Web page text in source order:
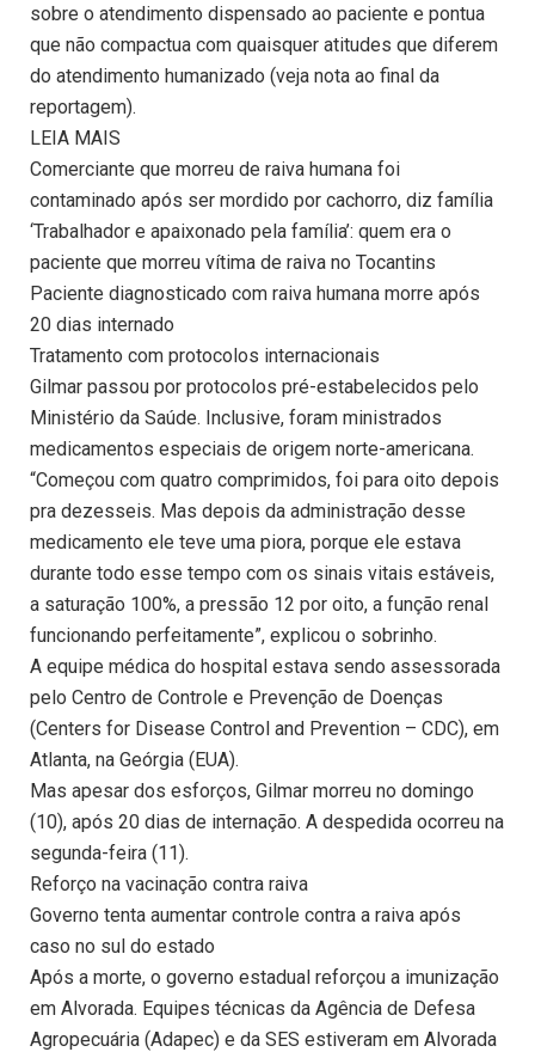
sobre o atendimento dispensado ao paciente e pontua
que não compactua com quaisquer atitudes que diferem
do atendimento humanizado (veja nota ao final da
reportagem).
LEIA MAIS
Comerciante que morreu de raiva humana foi
contaminado após ser mordido por cachorro, diz família
‘Trabalhador e apaixonado pela família’: quem era o
paciente que morreu vítima de raiva no Tocantins
Paciente diagnosticado com raiva humana morre após
20 dias internado
Tratamento com protocolos internacionais
Gilmar passou por protocolos pré-estabelecidos pelo
Ministério da Saúde. Inclusive, foram ministrados
medicamentos especiais de origem norte-americana.
“Começou com quatro comprimidos, foi para oito depois
pra dezesseis. Mas depois da administração desse
medicamento ele teve uma piora, porque ele estava
durante todo esse tempo com os sinais vitais estáveis,
a saturação 100%, a pressão 12 por oito, a função renal
funcionando perfeitamente”, explicou o sobrinho.
A equipe médica do hospital estava sendo assessorada
pelo Centro de Controle e Prevenção de Doenças
(Centers for Disease Control and Prevention – CDC), em
Atlanta, na Geórgia (EUA).
Mas apesar dos esforços, Gilmar morreu no domingo
(10), após 20 dias de internação. A despedida ocorreu na
segunda-feira (11).
Reforço na vacinação contra raiva
Governo tenta aumentar controle contra a raiva após
caso no sul do estado
Após a morte, o governo estadual reforçou a imunização
em Alvorada. Equipes técnicas da Agência de Defesa
Agropecuária (Adapec) e da SES estiveram em Alvorada